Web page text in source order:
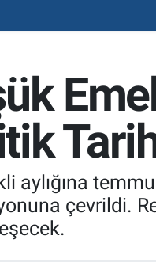
aylığına
çevrildi.